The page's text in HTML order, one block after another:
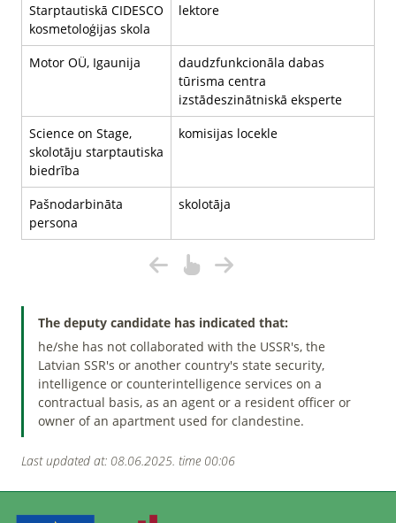
Starptautiskā CIDESCO
kosmetoloģijas skola
lektore
Motor OÜ, Igaunija
daudzfunkcionāla dabas
tūrisma centra
izstādeszinātniskā eksperte
Science on Stage,
skolotāju starptautiska
biedrība
komisijas locekle
Pašnodarbināta
persona
skolotāja
The deputy candidate has indicated that:
he/she has not collaborated with the USSR's, the
Latvian SSR's or another country's state security,
intelligence or counterintelligence services on a
contractual basis, as an agent or a resident officer or
owner of an apartment used for clandestine.
Last updated at: 08.06.2025. time 00:06